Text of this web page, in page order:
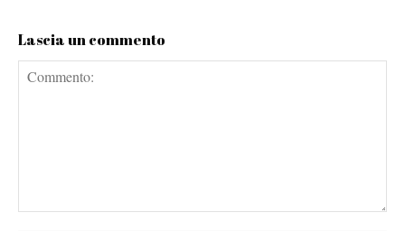
Lascia un commento